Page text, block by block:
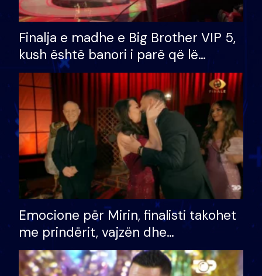
Finalja e madhe e Big Brother VIP 5,
kush është banori i parë që lë
shtëpinë dhe humb mundësinë për
të fituar çmimin e madh
Emocione për Mirin, finalisti takohet
me prindërit, vajzën dhe
bashkëshorten: S’kemi ndonjë letër
divorci apo jo?